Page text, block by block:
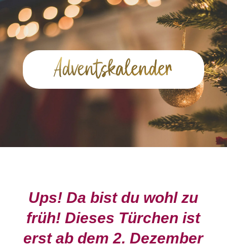
Advents­kalender
Ups! Da bist du wohl zu
früh! Dieses Türchen ist
erst ab dem 2. Dezember